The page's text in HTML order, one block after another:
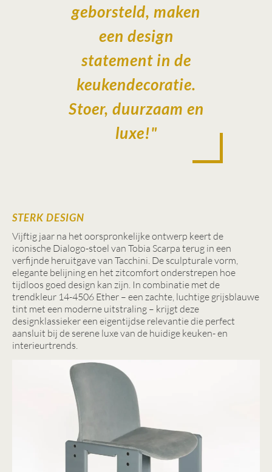
geborsteld, maken
een design
statement in de
keukendecoratie.
Stoer, duurzaam en
luxe!"
STERK DESIGN
Vijftig jaar na het oorspronkelijke ontwerp keert de
iconische Dialogo-stoel van Tobia Scarpa terug in een
verfijnde heruitgave van Tacchini. De sculpturale vorm,
elegante belijning en het zitcomfort onderstrepen hoe
tijdloos goed design kan zijn. In combinatie met de
trendkleur 14-4506 Ether – een zachte, luchtige grijsblauwe
tint met een moderne uitstraling – krijgt deze
designklassieker een eigentijdse relevantie die perfect
aansluit bij de serene luxe van de huidige keuken- en
interieurtrends.